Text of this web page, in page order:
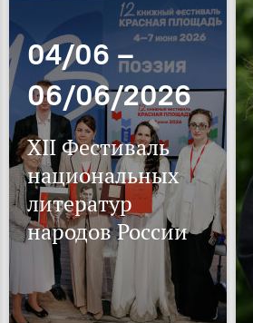
04/06 –
06/06/2026
XII Фестиваль
национальных
литератур
народов России